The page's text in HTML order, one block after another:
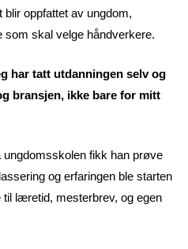
oppfattet av ungdom,
som skal velge håndverkere.
har tatt utdanningen selv og
bransjen, ikke bare for mitt
ungdomsskolen fikk han prøve
og erfaringen ble starten
læretid, mesterbrev, og egen